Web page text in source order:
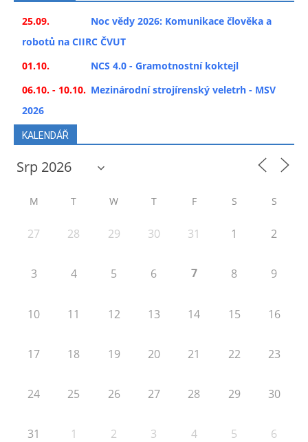
25.09.
Noc vědy 2026: Komunikace člověka a
robotů na CIIRC ČVUT
01.10.
NCS 4.0 - Gramotnostní koktejl
06.10. - 10.10. Mezinárodní strojírenský veletrh - MSV
2026
KALENDÁŘ
M T W T F S S
27 28 29 30 31 1 2
3 4 5 6 7 8 9
10 11 12 13 14 15 16
17 18 19 20 21 22 23
24 25 26 27 28 29 30
31 1 2 3 4 5 6